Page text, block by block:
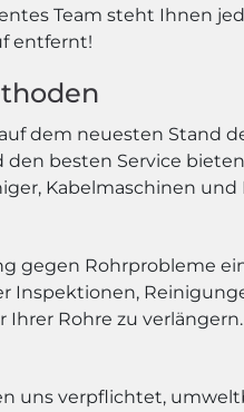
Team steht Ihnen
entfernt!
dem neuesten Stand
besten Service
Kabelmaschinen
gegen Rohrprobleme
Inspektionen,
Rohre zu verlängern.
uns verpflichtet,